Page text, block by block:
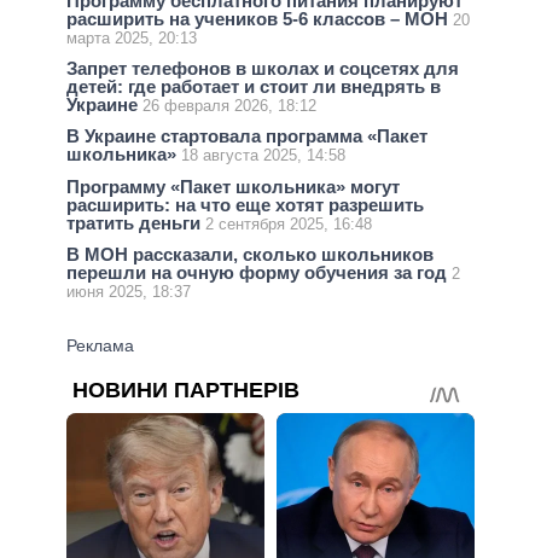
расширить на учеников 5-6 классов – МОН 20
марта 2025, 20:13
Запрет телефонов в школах и соцсетях для
детей: где работает и стоит ли внедрять в
Украине 26 февраля 2026, 18:12
В Украине стартовала программа «Пакет
школьника» 18 августа 2025, 14:58
Программу «Пакет школьника» могут
расширить: на что еще хотят разрешить
тратить деньги 2 сентября 2025, 16:48
В МОН рассказали, сколько школьников
перешли на очную форму обучения за год 2
июня 2025, 18:37